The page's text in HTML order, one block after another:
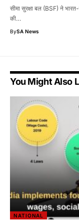
सीमा सुरक्षा बल (BSF) ने भारत-
की…
BySA News
You Might Also
NATIONAL